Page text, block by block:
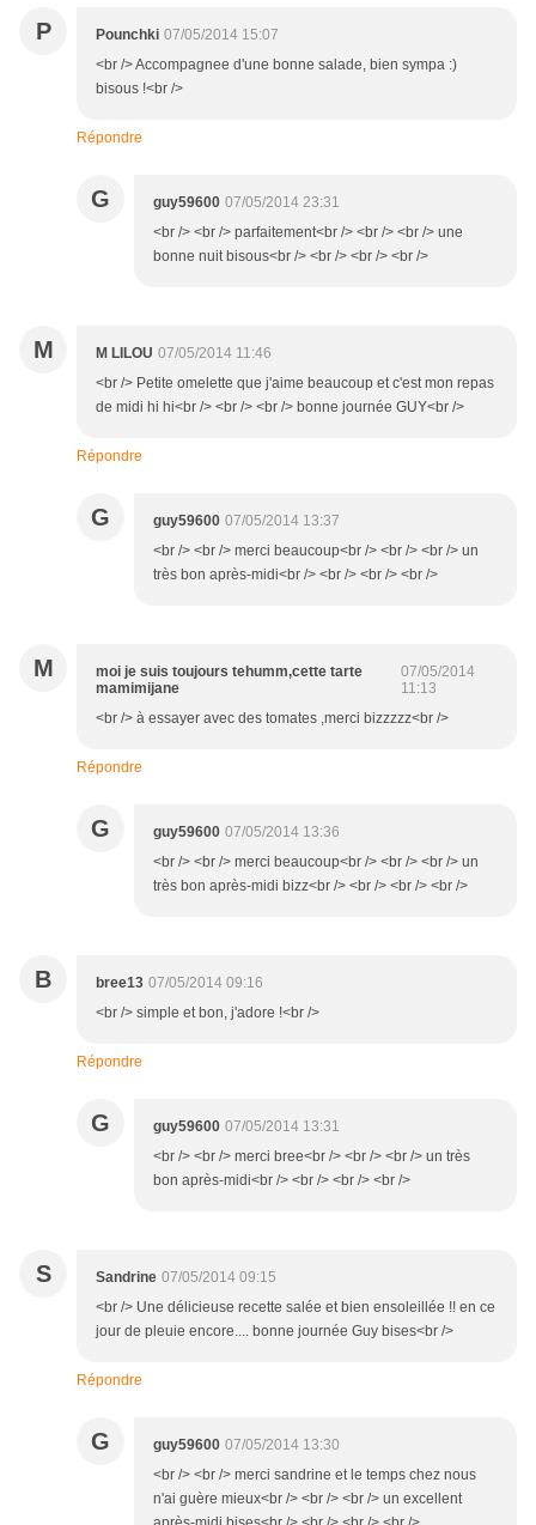
P Pounchki 07/05/2014 15:07
<br /> Accompagnee d'une bonne salade, bien sympa :)
bisous !<br />
Répondre
G guy59600 07/05/2014 23:31
<br /> <br /> parfaitement<br /> <br /> <br /> une
bonne nuit bisous<br /> <br /> <br /> <br />
M M LILOU 07/05/2014 11:46
<br /> Petite omelette que j'aime beaucoup et c'est mon repas
de midi hi hi<br /> <br /> <br /> bonne journée GUY<br />
Répondre
G guy59600 07/05/2014 13:37
<br /> <br /> merci beaucoup<br /> <br /> <br /> un
très bon après-midi<br /> <br /> <br /> <br />
M
moi je suis toujours tehumm,cette tarte
mamimijane
07/05/2014
11:13
<br /> à essayer avec des tomates ,merci bizzzzz<br />
Répondre
G guy59600 07/05/2014 13:36
<br /> <br /> merci beaucoup<br /> <br /> <br /> un
très bon après-midi bizz<br /> <br /> <br /> <br />
B bree13 07/05/2014 09:16
<br /> simple et bon, j'adore !<br />
Répondre
G guy59600 07/05/2014 13:31
<br /> <br /> merci bree<br /> <br /> <br /> un très
bon après-midi<br /> <br /> <br /> <br />
S Sandrine 07/05/2014 09:15
<br /> Une délicieuse recette salée et bien ensoleillée !! en ce
jour de pleuie encore.... bonne journée Guy bises<br />
Répondre
G guy59600 07/05/2014 13:30
<br /> <br /> merci sandrine et le temps chez nous
n'ai guère mieux<br /> <br /> <br /> un excellent